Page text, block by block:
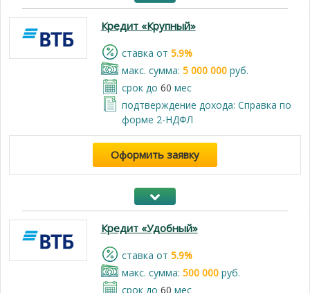
Кредит «Крупный»
cтавка от 5.9%
макс. сумма: 5 000 000руб.
срок до 60 мес
подтверждение дохода: Справка по
форме 2-НДФЛ
Оформить заявку
Кредит «Удобный»
cтавка от 5.9%
макс. сумма: 500 000руб.
срок до 60 мес